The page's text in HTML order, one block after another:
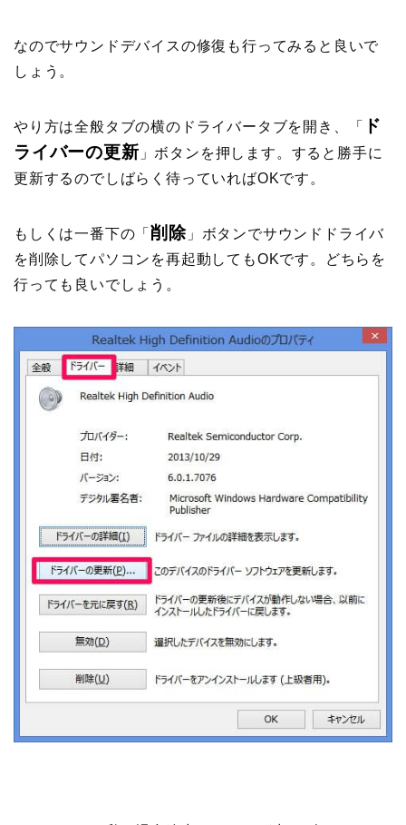
なのでサウンドデバイスの修復も行ってみると良いで
しょう。
やり方は全般タブの横のドライバータブを開き、「
ド
ライバーの更新 」ボタンを押します。すると勝手に
更新するのでしばらく待っていればOKです。
もしくは一番下の「 削除」ボタンでサウンドドライバ
を削除してパソコンを再起動してもOKです。どちらを
行っても良いでしょう。